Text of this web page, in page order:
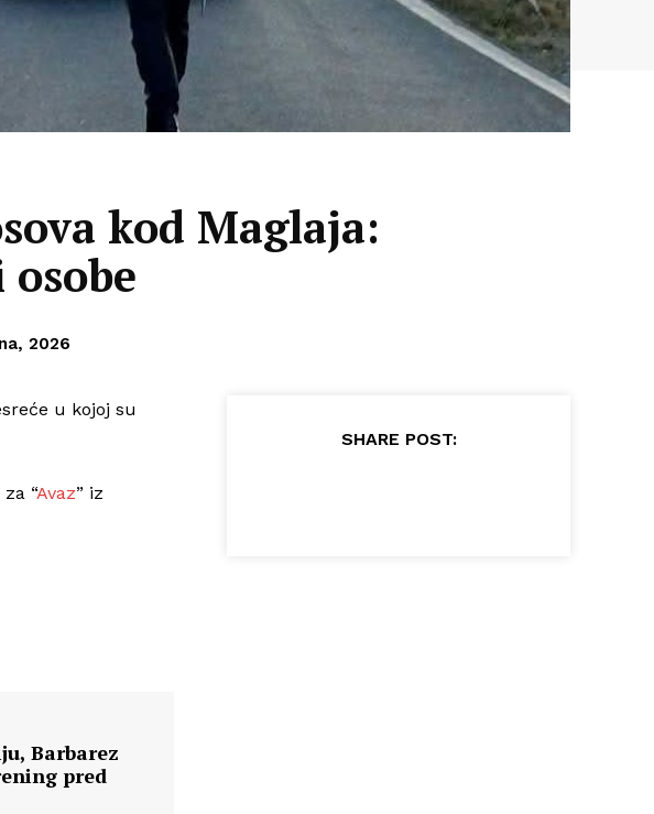
kod Maglaja:
2026
u kojoj su
“Avaz” iz
Barbarez
pred
SHARE POST: